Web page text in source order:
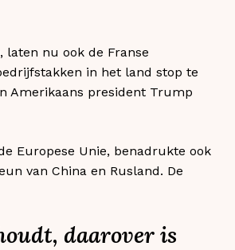
nu ook de Franse
in het land stop te
Amerikaans president Trump
Europese Unie, benadrukte ook
van China en Rusland. De
daarover is